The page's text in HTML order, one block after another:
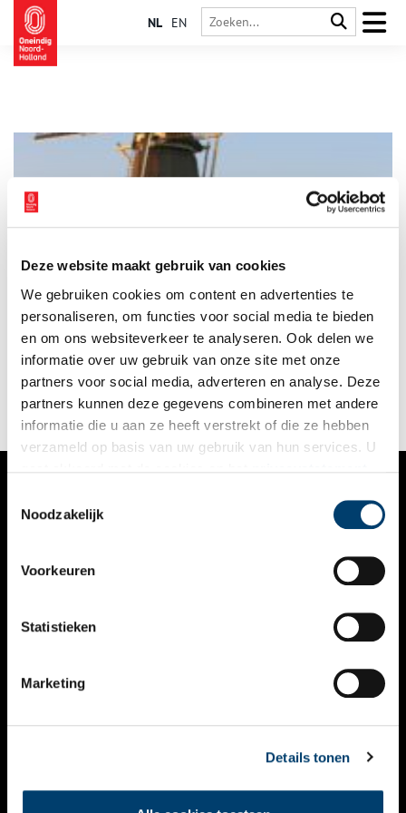
Deze website maakt gebruik van cookies
We gebruiken cookies om content en advertenties te
personaliseren, om functies voor social media te bieden
en om ons websiteverkeer te analyseren. Ook delen we
informatie over uw gebruik van onze site met onze
partners voor social media, adverteren en analyse. Deze
partners kunnen deze gegevens combineren met andere
informatie die u aan ze heeft verstrekt of die ze hebben
verzameld op basis van uw gebruik van hun services. U
Noodzakelijk
Voorkeuren
Statistieken
Marketing
Details tonen
NL EN
De welvaart van de Gouden Eeuw zorgde voor allerhande
molens in het oude Medemblikse stadsgezicht. Er stonden
onder andere fraaie watermolens en houtzaagmolens. Al sinds
1555 vond je de Wester- en Zuidermeelmolen in Medemblik,
die de groeiende bevolking voorzagen in het dagelijks brood.
VERHALEN
KALENDER
THEMA’S
VIDEO’S
CONTACT